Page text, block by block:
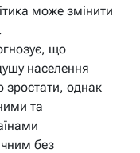
може змінити
що
населення
зростати, однак
та
без